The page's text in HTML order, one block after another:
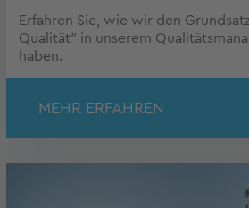
Erfahren Sie, wie wir den
Qualität” in unserem
haben.
MEHR ERFAHREN